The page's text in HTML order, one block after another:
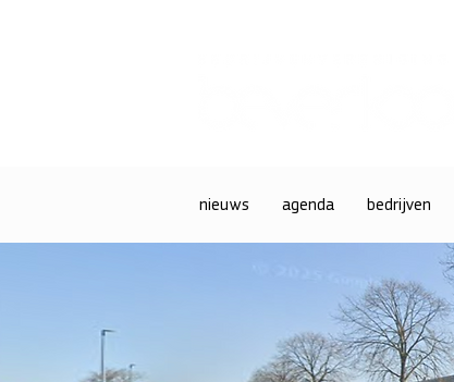
nieuws agenda bedrijven